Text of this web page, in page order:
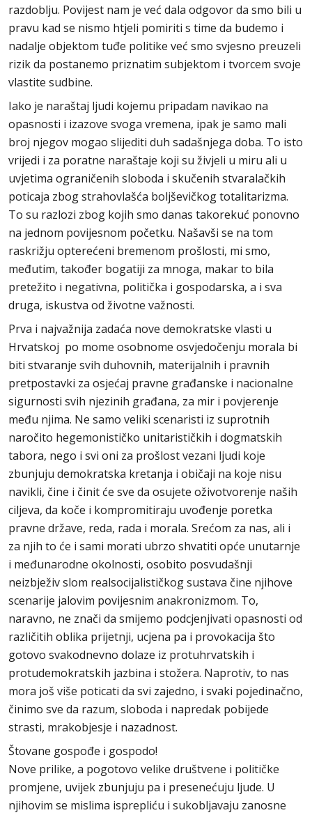
razdoblju. Povijest nam je već dala odgovor da smo bili u
pravu kad se nismo htjeli pomiriti s time da budemo i
nadalje objektom tuđe politike već smo svjesno preuzeli
rizik da postanemo priznatim subjektom i tvorcem svoje
vlastite sudbine.
Iako je naraštaj ljudi kojemu pripadam navikao na
opasnosti i izazove svoga vremena, ipak je samo mali
broj njegov mogao slijediti duh sadašnjega doba. To isto
vrijedi i za poratne naraštaje koji su živjeli u miru ali u
uvjetima ograničenih sloboda i skučenih stvaralačkih
poticaja zbog strahovlašća boljševičkog totalitarizma.
To su razlozi zbog kojih smo danas takorekuć ponovno
na jednom povijesnom početku. Našavši se na tom
raskrižju opterećeni bremenom prošlosti, mi smo,
međutim, također bogatiji za mnoga, makar to bila
pretežito i negativna, politička i gospodarska, a i sva
druga, iskustva od životne važnosti.
Prva i najvažnija zadaća nove demokratske vlasti u
Hrvatskoj po mome osobnome osvjedočenju morala bi
biti stvaranje svih duhovnih, materijalnih i pravnih
pretpostavki za osjećaj pravne građanske i nacionalne
sigurnosti svih njezinih građana, za mir i povjerenje
među njima. Ne samo veliki scenaristi iz suprotnih
naročito hegemonističko unitarističkih i dogmatskih
tabora, nego i svi oni za prošlost vezani ljudi koje
zbunjuju demokratska kretanja i običaji na koje nisu
navikli, čine i činit će sve da osujete oživotvorenje naših
ciljeva, da koče i kompromitiraju uvođenje poretka
pravne države, reda, rada i morala. Srećom za nas, ali i
za njih to će i sami morati ubrzo shvatiti opće unutarnje
i međunarodne okolnosti, osobito posvudašnji
neizbježiv slom realsocijalističkog sustava čine njihove
scenarije jalovim povijesnim anakronizmom. To,
naravno, ne znači da smijemo podcjenjivati opasnosti od
različitih oblika prijetnji, ucjena pa i provokacija što
gotovo svakodnevno dolaze iz protuhrvatskih i
protudemokratskih jazbina i stožera. Naprotiv, to nas
mora još više poticati da svi zajedno, i svaki pojedinačno,
činimo sve da razum, sloboda i napredak pobijede
strasti, mrakobjesje i nazadnost.
Štovane gospođe i gospodo!
Nove prilike, a pogotovo velike društvene i političke
promjene, uvijek zbunjuju pa i presenećuju ljude. U
njihovim se mislima isprepliću i sukobljavaju zanosne